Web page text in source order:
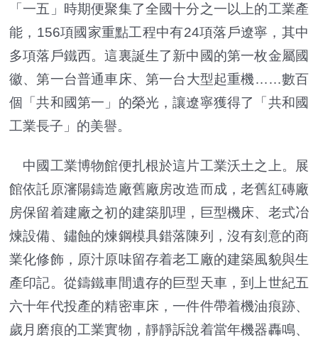
「一五」時期便聚集了全國十分之一以上的工業產
能，156項國家重點工程中有24項落戶遼寧，其中
多項落戶鐵西。這裏誕生了新中國的第一枚金屬國
徽、第一台普通車床、第一台大型起重機……數百
個「共和國第一」的榮光，讓遼寧獲得了「共和國
工業長子」的美譽。
中國工業博物館便扎根於這片工業沃土之上。展
館依託原瀋陽鑄造廠舊廠房改造而成，老舊紅磚廠
房保留着建廠之初的建築肌理，巨型機床、老式冶
煉設備、鏽蝕的煉鋼模具錯落陳列，沒有刻意的商
業化修飾，原汁原味留存着老工廠的建築風貌與生
產印記。從鑄鐵車間遺存的巨型天車，到上世紀五
六十年代投產的精密車床，一件件帶着機油痕跡、
歲月磨痕的工業實物，靜靜訴說着當年機器轟鳴、